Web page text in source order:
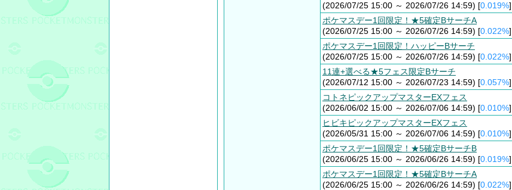
(2026/07/25 15:00 ～ 2026/07/26 14:59) [0.019%]
ポケマスデー1回限定！★5確定BサーチA
(2026/07/25 15:00 ～ 2026/07/26 14:59) [0.022%]
ポケマスデー1回限定！ハッピーBサーチ
(2026/07/25 15:00 ～ 2026/07/26 14:59) [0.022%]
11連+選べる★5フェス限定Bサーチ
(2026/07/12 15:00 ～ 2026/07/23 14:59) [0.057%]
コトネピックアップマスターEXフェス
(2026/06/02 15:00 ～ 2026/07/06 14:59) [0.010%]
ヒビキピックアップマスターEXフェス
(2026/05/31 15:00 ～ 2026/07/06 14:59) [0.010%]
ポケマスデー1回限定！★5確定BサーチB
(2026/06/25 15:00 ～ 2026/06/26 14:59) [0.019%]
ポケマスデー1回限定！★5確定BサーチA
(2026/06/25 15:00 ～ 2026/06/26 14:59) [0.022%]